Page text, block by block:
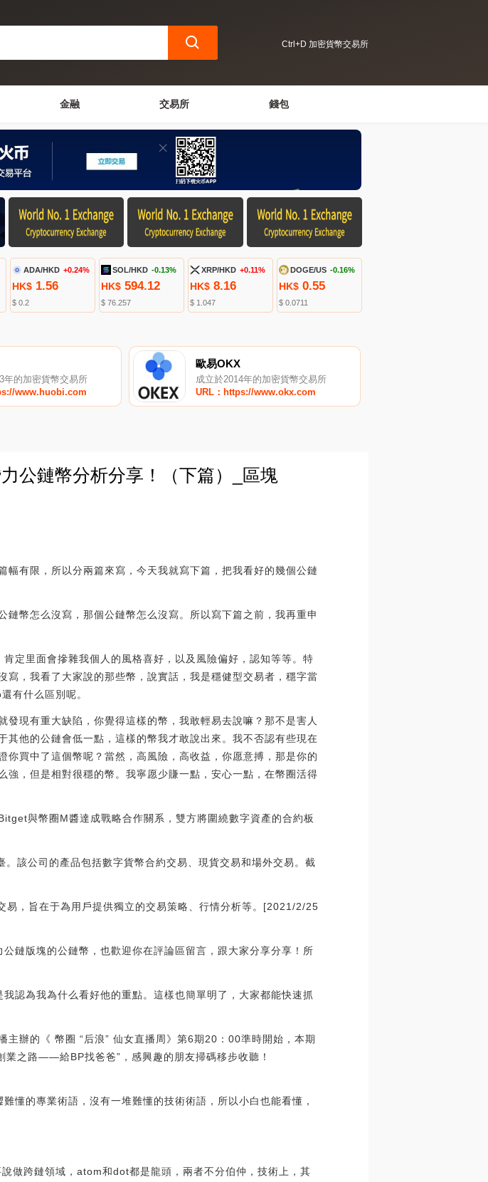
Ctrl+D 加密貨幣交易所
金融 交易所 錢包
ADA/HKD +0.24%
HK$1.56
$ 0.2
SOL/HKD -0.13%
HK$ 594.12
$ 76.257
XRP/HKD +0.11%
HK$ 8.16
$ 1.047
DOGE/US -0.16%
HK$ 0.55
$ 0.0711
年的加密貨幣交易所
www.huobi.com
歐易OKX
成立於2014年的加密貨幣交易所
URL：https://www.okx.com
公鏈幣分析分享！（下篇）_區塊
有限，所以分兩篇來寫，今天我就寫下篇，把我看好的幾個公鏈
幣怎么沒寫，那個公鏈幣怎么沒寫。所以寫下篇之前，我再重申
定里面會摻雜我個人的風格喜好，以及風險偏好，認知等等。特
，我看了大家說的那些幣，說實話，我是穩健型交易者，穩字當
有什么區別呢。
現有重大缺陷，你覺得這樣的幣，我敢輕易去說嘛？那不是害人
他的公鏈會低一點，這樣的幣我才敢說出來。我不否認有些現在
買中了這個幣呢？當然，高風險，高收益，你愿意搏，那是你的
，但是相對很穩的幣。我寧愿少賺一點，安心一點，在幣圈活得
與幣圈M醬達成戰略合作關系，雙方將圍繞數字資產的合約板
該公司的產品包括數字貨幣合約交易、現貨交易和場外交易。截
，旨在于為用戶提供獨立的交易策略、行情分析等。[2021/2/25
鏈版塊的公鏈幣，也歡迎你在評論區留言，跟大家分享分享！所
認為我為什么看好他的重點。這樣也簡單明了，大家都能快速抓
辦的《 幣圈 “后浪” 仙女直播周》第6期20：00準時開始，本期
之路——給BP找爸爸”，感興趣的朋友掃碼移步收聽！
懂的專業術語，沒有一堆難懂的技術術語，所以小白也能看懂，
做跨鏈領域，atom和dot都是龍頭，兩者不分伯仲，技術上，其